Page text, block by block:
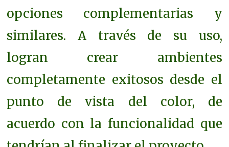
opciones complementarias y
similares. A través de su uso,
logran crear ambientes
completamente exitosos desde el
punto de vista del color, de
acuerdo con la funcionalidad que